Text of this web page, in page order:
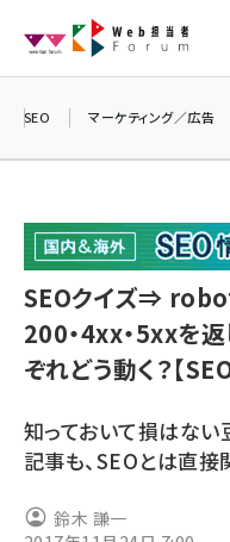
ン
seo (3541)
ai (2827)
youtube (2449)
セミナー (2318)
meo (1282)
SEO マーケティング／広告
SEOクイズ⇒
200・4xx・5xxを
ぞれどう動く？【
知っておいて損はない
記事も、SEOとは直接
鈴木 謙一